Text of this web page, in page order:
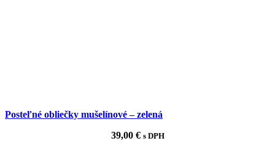
Posteľné obliečky mušelínové – zelená
39,00 € s DPH